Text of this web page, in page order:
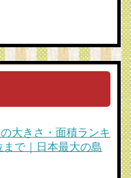
の大きさ・面積ランキ
まで｜日本最大の島